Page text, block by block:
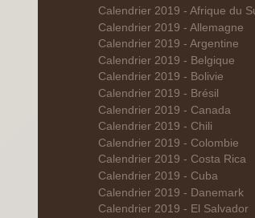
Calendrier 2019 - Afrique du
Calendrier 2019 - Allemagne
Calendrier 2019 - Argentine
Calendrier 2019 - Belgique
Calendrier 2019 - Bolivie
Calendrier 2019 - Brésil
Calendrier 2019 - Canada
Calendrier 2019 - Chili
Calendrier 2019 - Colombie
Calendrier 2019 - Costa Rica
Calendrier 2019 - Cuba
Calendrier 2019 - Danemark
Calendrier 2019 - El Salvador